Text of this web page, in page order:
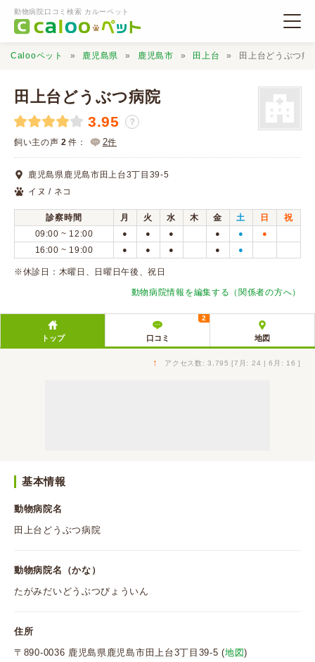
動物病院口コミ検索 カルーペット
動物病院検索
口コミ検索
Calooペットとは？
口コミ投稿
Calooペット 鹿児島県 鹿児島市 田上台 田上台どうぶつ病
田上台どうぶつ病院
3.95 ？
飼い主の声 2 件： 2件
鹿児島県鹿児島市田上台3丁目39-5
イヌ / ネコ
診察時間 月 火 水 木 金 土 日
祝
09:00 ~ 12:00
● ● ● ● ● ●
16:00 ~ 19:00 ● ● ● ● ●
※休診日：木曜日、日曜日午後、祝日
動物病院情報を編集する（関係者の方へ）
トップ 口コミ
2
地図
↑ アクセス数: 3,795 [7月: 24 | 6月: 16 ]
基本情報
動物病院名
田上台どうぶつ病院
動物病院名（かな）
たがみだいどうぶつびょういん
住所
〒890-0036 鹿児島県鹿児島市田上台3丁目39-5 (地図)